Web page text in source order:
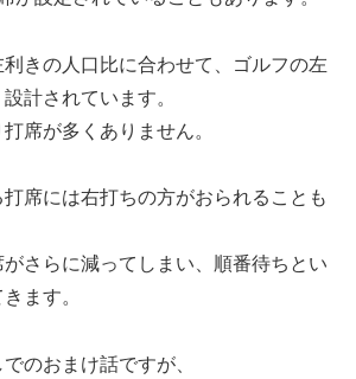
きの人口比に合わせて、ゴルフの左
計されています。
席が多くありません。
席には右打ちの方がおられることも
さらに減ってしまい、順番待ちとい
ます。
のおまけ話ですが、